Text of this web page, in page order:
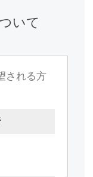
いて
される方